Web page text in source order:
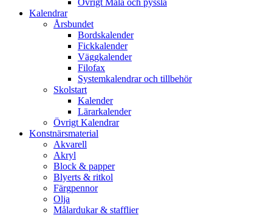
Övrigt Måla och pyssla
Kalendrar
Årsbundet
Bordskalender
Fickkalender
Väggkalender
Filofax
Systemkalendrar och tillbehör
Skolstart
Kalender
Lärarkalender
Övrigt Kalendrar
Konstnärsmaterial
Akvarell
Akryl
Block & papper
Blyerts & ritkol
Färgpennor
Olja
Målardukar & stafflier